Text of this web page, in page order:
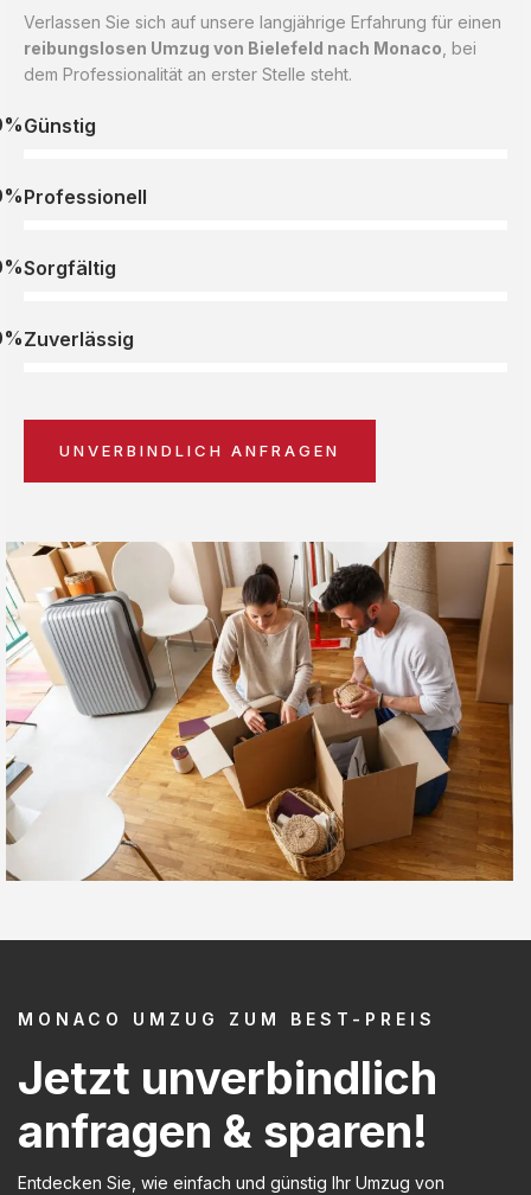
Verlassen Sie sich auf unsere langjährige Erfahrung für einen
reibungslosen Umzug von Bielefeld nach Monaco , bei
dem Professionalität an erster Stelle steht.
Günstig
Professionell
Sorgfältig
Zuverlässig
UNVERBINDLICH ANFRAGEN
MONACO UMZUG ZUM BEST-PREIS
Jetzt unverbindlich
anfragen & sparen!
Entdecken Sie, wie einfach und günstig Ihr Umzug von